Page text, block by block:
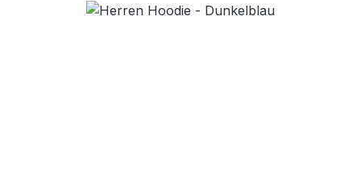
Bildergalerie überspringen